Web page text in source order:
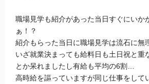
職場見学も紹介があった当日すぐにいか
ぁ！？
紹介もらった当日に職場見学は流石に無
いざ就業決まっても給料日も土日祝と重
とか呆れましたし有給も平均の6割…
高時給を謳っていますが同じ仕事をして